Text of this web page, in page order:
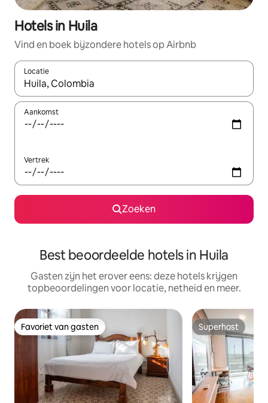
Hotels in Huila
Vind en boek bijzondere hotels op Airbnb
Locatie
Wanneer er suggesties beschikbaar zijn, maak je een keuze
Aankomst
Vertrek
Zoeken
Best beoordeelde hotels in Huila
Gasten zijn het erover eens: deze hotels krijgen
topbeoordelingen voor locatie, netheid en meer.
Favoriet van gasten
Favoriet van gasten Superhost
Superhost